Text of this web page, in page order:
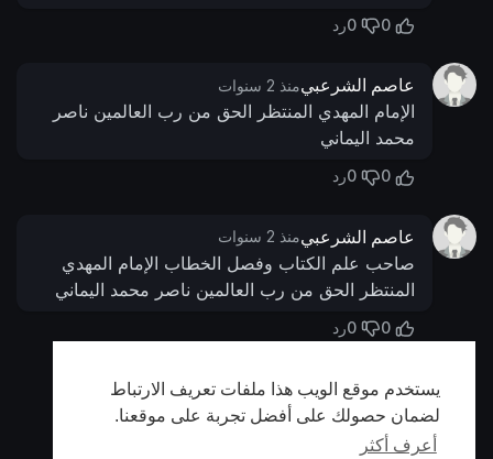
يستخدم موقع الويب هذا ملفات تعريف الارتباط
لضمان حصولك على أفضل تجربة على موقعنا.
أعرف أكثر
0
0رد
عاصم الشرعبيمنذ 2 سنوات
الإمام المهدي المنتظر الحق من رب العالمين ناصر
محمد اليماني
0
0رد
عاصم الشرعبيمنذ 2 سنوات
صاحب علم الكتاب وفصل الخطاب الإمام المهدي
المنتظر الحق من رب العالمين ناصر محمد اليماني
0
0رد
أظهر المزيد